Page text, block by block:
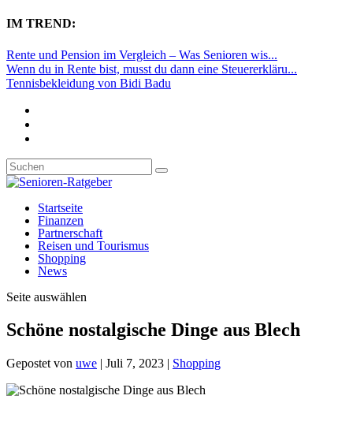
IM TREND:
Rente und Pension im Vergleich – Was Senioren wis...
Wenn du in Rente bist, musst du dann eine Steuererkläru...
Tennisbekleidung von Bidi Badu
Startseite
Finanzen
Partnerschaft
Reisen und Tourismus
Shopping
News
Seite auswählen
Schöne nostalgische Dinge aus Blech
Gepostet von uwe | Juli 7, 2023 | Shopping